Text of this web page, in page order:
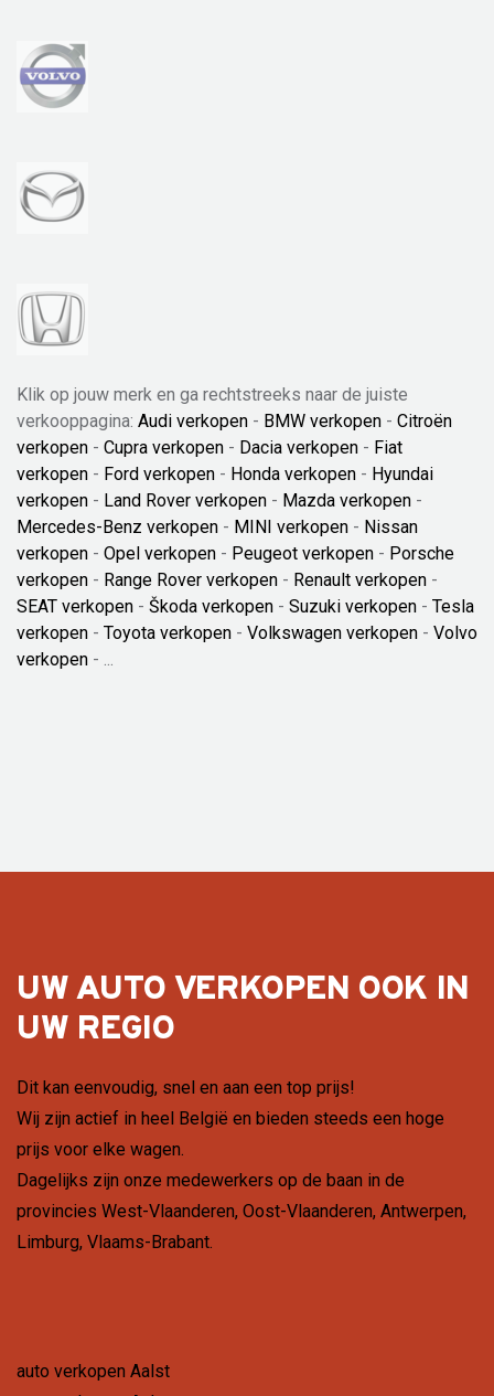
Klik op jouw merk en ga rechtstreeks naar de juiste
verkooppagina: Audi verkopen - BMW verkopen - Citroën
verkopen - Cupra verkopen - Dacia verkopen - Fiat
verkopen - Ford verkopen - Honda verkopen - Hyundai
verkopen - Land Rover verkopen - Mazda verkopen -
Mercedes-Benz verkopen - MINI verkopen - Nissan
verkopen - Opel verkopen - Peugeot verkopen - Porsche
verkopen - Range Rover verkopen - Renault verkopen -
SEAT verkopen - Škoda verkopen - Suzuki verkopen - Tesla
verkopen - Toyota verkopen - Volkswagen verkopen - Volvo
verkopen - ...
UW AUTO VERKOPEN OOK IN
UW REGIO
Dit kan eenvoudig, snel en aan een top prijs!
Wij zijn actief in heel België en bieden steeds een hoge
prijs voor elke wagen.
Dagelijks zijn onze medewerkers op de baan in de
provincies West-Vlaanderen, Oost-Vlaanderen, Antwerpen,
Limburg, Vlaams-Brabant.
auto verkopen Aalst